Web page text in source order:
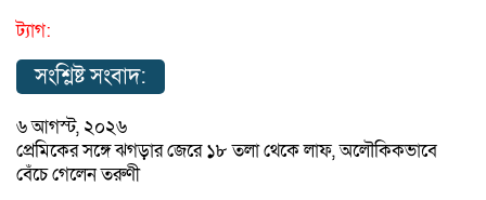
ট্যাগ:
সংশ্লিষ্ট সংবাদ:
৬ আগস্ট, ২০২৬
প্রেমিকের সঙ্গে ঝগড়ার জেরে ১৮ তলা থেকে লাফ, অলৌকিকভাবে
বেঁচে গেলেন তরুণী